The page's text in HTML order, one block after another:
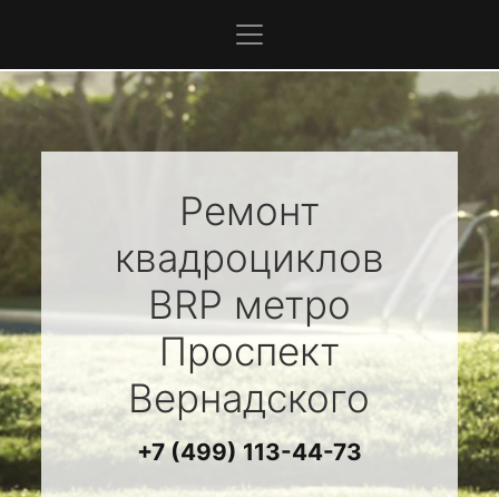
Ремонт
квадроциклов
BRP метро
Проспект
Вернадского
+7 (499) 113-44-73